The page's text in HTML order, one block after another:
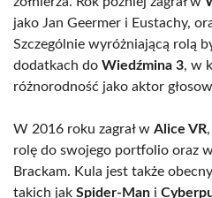
jako Jan Geermer i Eustachy,
Szczególnie wyróżniającą rolą
dodatkach do Wiedźmina 3, w
różnorodność jako aktor
W 2016 roku zagrał w Alice VR
rolę do swojego portfolio oraz
Brackam. Kula jest także
takich jak Spider-Man i